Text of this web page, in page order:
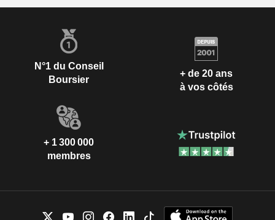
N°1 du Conseil
Boursier
+ de 20 ans
à vos côtés
+ 1 300 000
membres